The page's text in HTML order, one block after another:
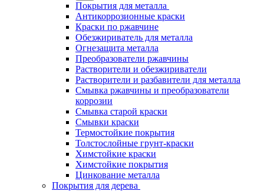
Покрытия для металла
Антикоррозионные краски
Краски по ржавчине
Обезжириватель для металла
Огнезащита металла
Преобразователи ржавчины
Растворители и обезжириватели
Растворители и разбавители для металла
Смывка ржавчины и преобразователи
коррозии
Смывка старой краски
Смывки краски
Термостойкие покрытия
Толстослойные грунт-краски
Химстойкие краски
Химстойкие покрытия
Цинкование металла
Покрытия для дерева